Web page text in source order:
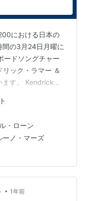
における日本の
の3月24日月曜に
ードソングチャー
ック・ラマー ＆
ます。 Kendrick
(@billboard)
・ローン
ーノ・マーズ
• 1年前